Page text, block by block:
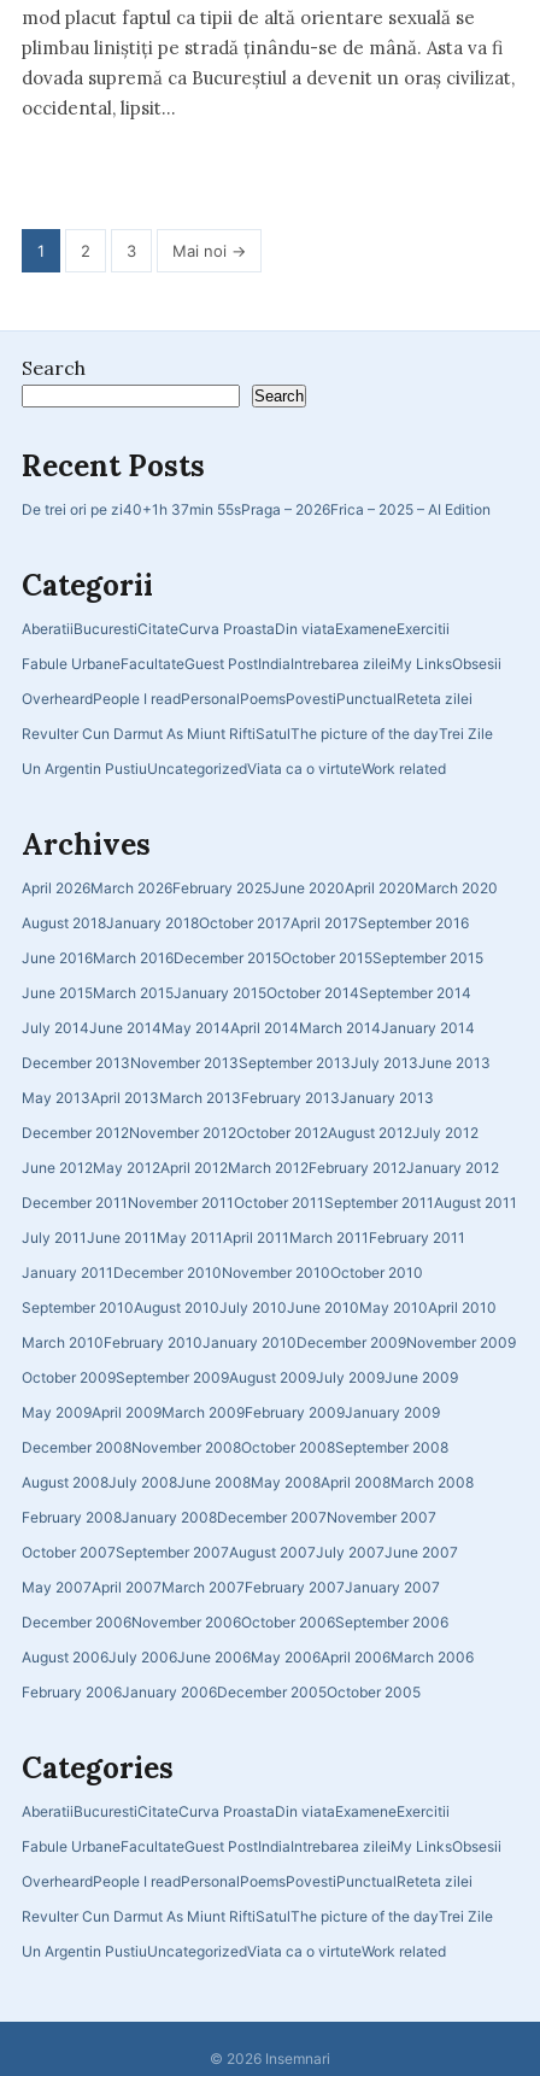
Search
Search
Recent Posts
De trei ori pe zi40+1h 37min 55sPraga – 2026Frica – 2025 – AI Edition
Categorii
AberatiiBucurestiCitateCurva ProastaDin viataExameneExercitii
Fabule UrbaneFacultateGuest PostIndiaIntrebarea zileiMy LinksObsesii
OverheardPeople I readPersonalPoemsPovestiPunctualReteta zilei
Revulter Cun Darmut As Miunt RiftiSatulThe picture of the dayTrei Zile
Un Argentin PustiuUncategorizedViata ca o virtuteWork related
Archives
April 2026March 2026February 2025June 2020April 2020March 2020
August 2018January 2018October 2017April 2017September 2016
June 2016March 2016December 2015October 2015September 2015
June 2015March 2015January 2015October 2014September 2014
July 2014June 2014May 2014April 2014March 2014January 2014
December 2013November 2013September 2013July 2013June 2013
May 2013April 2013March 2013February 2013January 2013
December 2012November 2012October 2012August 2012July 2012
June 2012May 2012April 2012March 2012February 2012January 2012
December 2011 November 2011October 2011 September 2011August 2011
July 2011June 2011 May 2011April 2011 March 2011 February 2011
January 2011 December 2010November 2010October 2010
September 2010August 2010July 2010June 2010May 2010April 2010
March 2010February 2010January 2010December 2009November 2009
October 2009September 2009August 2009July 2009June 2009
May 2009April 2009March 2009February 2009January 2009
December 2008November 2008October 2008September 2008
August 2008July 2008June 2008May 2008April 2008March 2008
February 2008January 2008December 2007November 2007
October 2007September 2007August 2007July 2007June 2007
May 2007April 2007March 2007February 2007January 2007
December 2006November 2006October 2006September 2006
August 2006July 2006June 2006May 2006April 2006March 2006
February 2006January 2006December 2005October 2005
Categories
AberatiiBucurestiCitateCurva ProastaDin viataExameneExercitii
Fabule UrbaneFacultateGuest PostIndiaIntrebarea zileiMy LinksObsesii
OverheardPeople I readPersonalPoemsPovestiPunctualReteta zilei
Revulter Cun Darmut As Miunt RiftiSatulThe picture of the dayTrei Zile
Un Argentin PustiuUncategorizedViata ca o virtuteWork related
mod placut faptul ca tipii de altă orientare sexuală se
plimbau liniștiți pe stradă ținându-se de mână. Asta va fi
dovada supremă ca Bucureștiul a devenit un oraș civilizat,
occidental, lipsit…
Posts
1 2 3 Mai noi →
© 2026 Insemnari